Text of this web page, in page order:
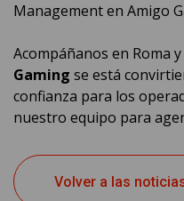
Management en Amigo
Acompáñanos en Roma
Gaming se está
confianza para los
nuestro equipo para
Volver a las